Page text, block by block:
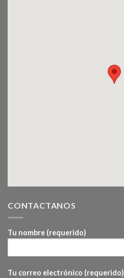
CONTACTANOS
Tu nombre (requerido)
Tu correo electrónico (requerido)